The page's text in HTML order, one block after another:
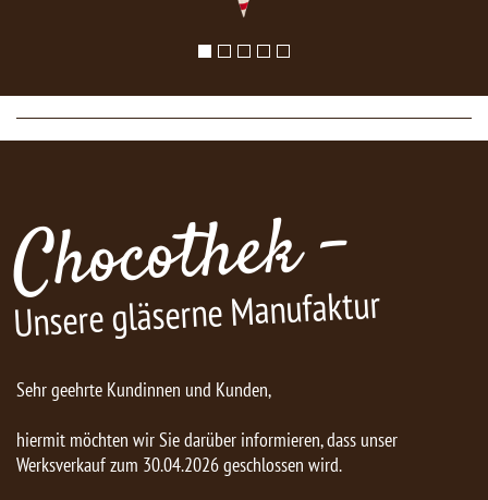
Chocothek -
Unsere gläserne Manufaktur
Sehr geehrte Kundinnen und Kunden,
hiermit möchten wir Sie darüber informieren, dass unser
Werksverkauf zum 30.04.2026 geschlossen wird.